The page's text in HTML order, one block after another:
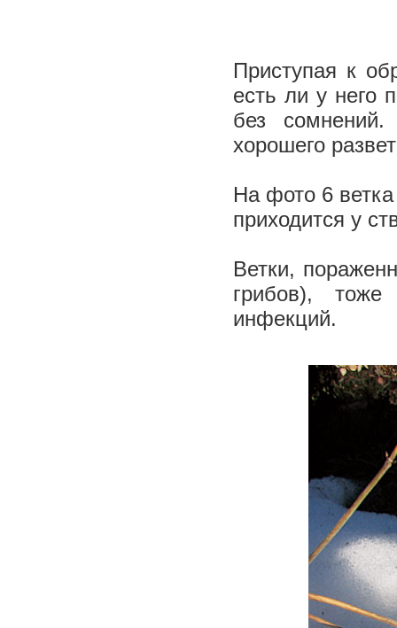
Приступая к
есть ли у него
без
хорошего
На фото 6
приходится у
Ветки,
грибов),
инфекций.